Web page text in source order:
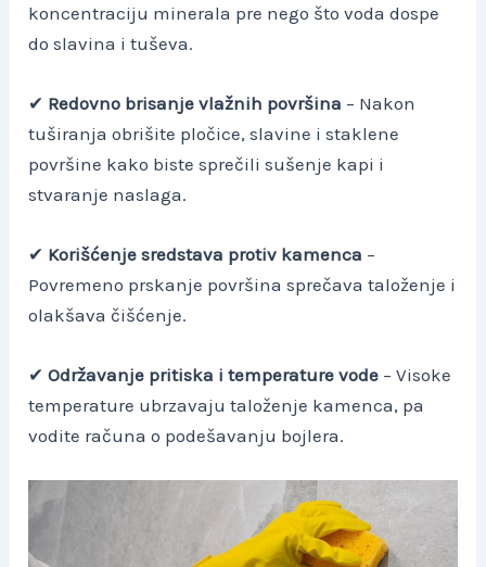
koncentraciju minerala pre nego što voda dospe
do slavina i tuševa.
✔ Redovno brisanje vlažnih površina – Nakon
tuširanja obrišite pločice, slavine i staklene
površine kako biste sprečili sušenje kapi i
stvaranje naslaga.
✔ Korišćenje sredstava protiv kamenca –
Povremeno prskanje površina sprečava taloženje i
olakšava čišćenje.
✔Održavanje pritiska i temperature vode – Visoke
temperature ubrzavaju taloženje kamenca, pa
vodite računa o podešavanju bojlera.